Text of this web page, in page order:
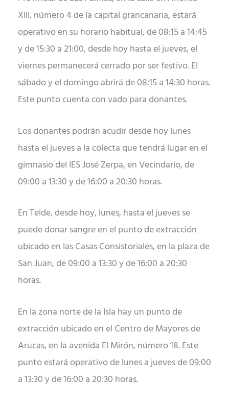
XIII, número 4 de la capital grancanaria, estará
operativo en su horario habitual, de 08:15 a 14:45
y de 15:30 a 21:00, desde hoy hasta el jueves, el
viernes permanecerá cerrado por ser festivo. El
sábado y el domingo abrirá de 08:15 a 14:30 horas.
Este punto cuenta con vado para donantes.
Los donantes podrán acudir desde hoy lunes
hasta el jueves a la colecta que tendrá lugar en el
gimnasio del IES José Zerpa, en Vecindario, de
09:00 a 13:30 y de 16:00 a 20:30 horas.
En Telde, desde hoy, lunes, hasta el jueves se
puede donar sangre en el punto de extracción
ubicado en las Casas Consistoriales, en la plaza de
San Juan, de 09:00 a 13:30 y de 16:00 a 20:30
horas.
En la zona norte de la Isla hay un punto de
extracción ubicado en el Centro de Mayores de
Arucas, en la avenida El Mirón, número 18. Este
punto estará operativo de lunes a jueves de 09:00
a 13:30 y de 16:00 a 20:30 horas.